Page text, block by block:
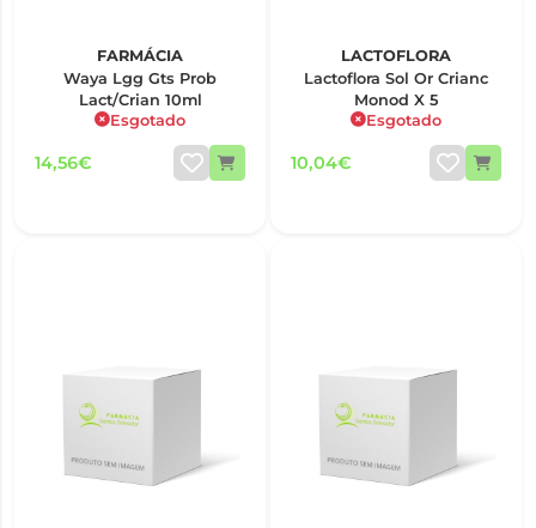
FARMÁCIA
Waya Lgg Gts Prob
Lact/Crian 10ml
Esgotado
14,56€
LACTOFLORA
Lactoflora Sol Or Crianc
Monod X 5
Esgotado
10,04€